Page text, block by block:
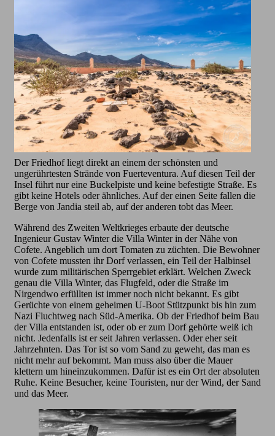
Der Friedhof liegt direkt an einem der schönsten und
ungerührtesten Strände von Fuerteventura. Auf diesen Teil der
Insel führt nur eine Buckelpiste und keine befestigte Straße. Es
gibt keine Hotels oder ähnliches. Auf der einen Seite fallen die
Berge von Jandia steil ab, auf der anderen tobt das Meer.
Während des Zweiten Weltkrieges erbaute der deutsche
Ingenieur Gustav Winter die Villa Winter in der Nähe von
Cofete. Angeblich um dort Tomaten zu züchten. Die Bewohner
von Cofete mussten ihr Dorf verlassen, ein Teil der Halbinsel
wurde zum militärischen Sperrgebiet erklärt. Welchen Zweck
genau die Villa Winter, das Flugfeld, oder die Straße im
Nirgendwo erfüllten ist immer noch nicht bekannt. Es gibt
Gerüchte von einem geheimen U-Boot Stützpunkt bis hin zum
Nazi Fluchtweg nach Süd-Amerika. Ob der Friedhof beim Bau
der Villa entstanden ist, oder ob er zum Dorf gehörte weiß ich
nicht. Jedenfalls ist er seit Jahren verlassen. Oder eher seit
Jahrzehnten. Das Tor ist so vom Sand zu geweht, das man es
nicht mehr auf bekommt. Man muss also über die Mauer
klettern um hineinzukommen. Dafür ist es ein Ort der absoluten
Ruhe. Keine Besucher, keine Touristen, nur der Wind, der Sand
und das Meer.